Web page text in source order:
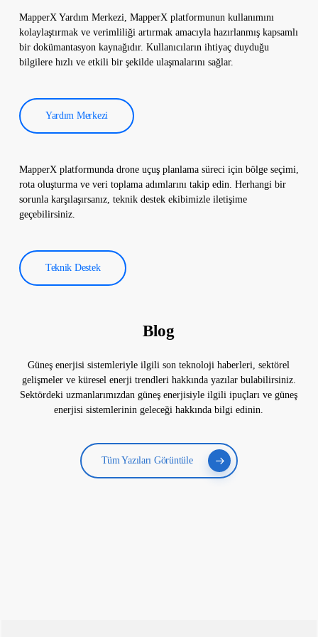
santrallerinin verimliliğini artırmak ve işletme maliyetlerini
düşürmek için kullanılır.
MapperX Yardım Merkezi, MapperX platformunun kullanımını
kolaylaştırmak ve verimliliği artırmak amacıyla hazırlanmış kapsamlı
bir dokümantasyon kaynağıdır. Kullanıcıların ihtiyaç duyduğu
bilgilere hızlı ve etkili bir şekilde ulaşmalarını sağlar.
Yardım Merkezi
MapperX platformunda drone uçuş planlama süreci için bölge seçimi,
rota oluşturma ve veri toplama adımlarını takip edin. Herhangi bir
sorunla karşılaşırsanız, teknik destek ekibimizle iletişime
geçebilirsiniz.
Teknik Destek
Blog
Güneş enerjisi sistemleriyle ilgili son teknoloji haberleri, sektörel
gelişmeler ve küresel enerji trendleri hakkında yazılar bulabilirsiniz.
Sektördeki uzmanlarımızdan güneş enerjisiyle ilgili ipuçları ve güneş
enerjisi sistemlerinin geleceği hakkında bilgi edinin.
Tüm Yazıları Görüntüle